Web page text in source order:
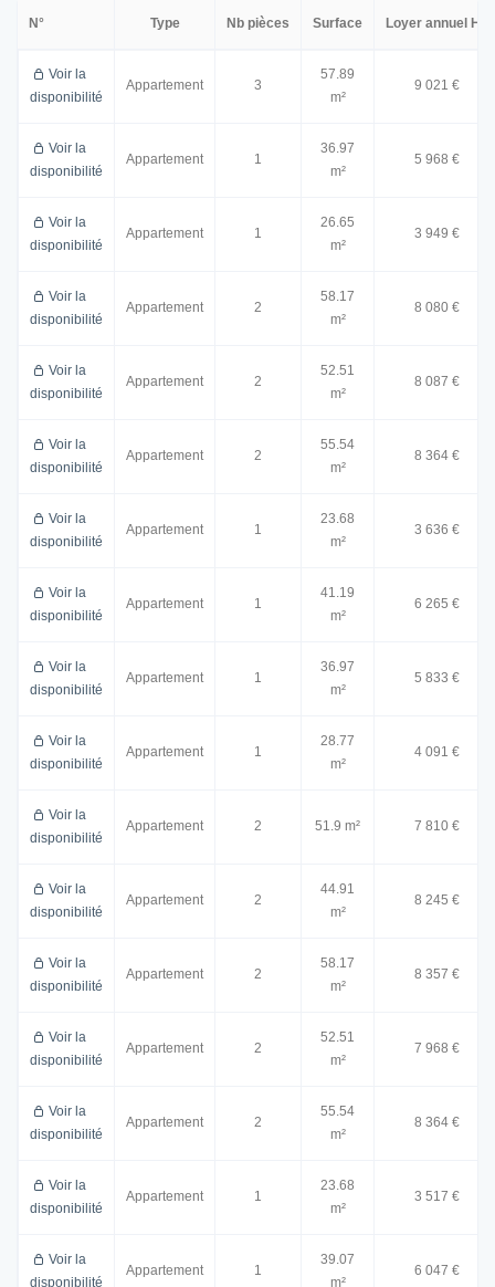
N° Type Nb pièces Surface Loyer annuel HT
Voir la
disponibilité
Appartement 3
57.89
m²
9 021 €
Voir la
disponibilité
Appartement 1
36.97
m²
5 968 €
Voir la
disponibilité
Appartement 1
26.65
m²
3 949 €
Voir la
disponibilité
Appartement 2
58.17
m²
8 080 €
Voir la
disponibilité
Appartement 2
52.51
m²
8 087 €
Voir la
disponibilité
Appartement 2
55.54
m²
8 364 €
Voir la
disponibilité
Appartement 1
23.68
m²
3 636 €
Voir la
disponibilité
Appartement 1
41.19
m²
6 265 €
Voir la
disponibilité
Appartement 1
36.97
m²
5 833 €
Voir la
disponibilité
Appartement 1
28.77
m²
4 091 €
Voir la
disponibilité
Appartement 2 51.9 m² 7 810 €
Voir la
disponibilité
Appartement 2
44.91
m²
8 245 €
Voir la
disponibilité
Appartement 2
58.17
m²
8 357 €
Voir la
disponibilité
Appartement 2
52.51
m²
7 968 €
Voir la
disponibilité
Appartement 2
55.54
m²
8 364 €
Voir la
disponibilité
Appartement 1
23.68
m²
3 517 €
Voir la
disponibilité
Appartement 1
39.07
m²
6 047 €